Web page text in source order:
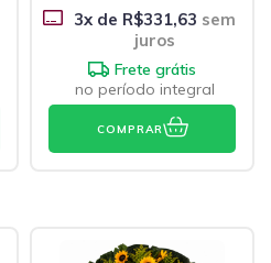
3x de R$331,63 sem
juros
Frete grátis
no período integral
COMPRAR